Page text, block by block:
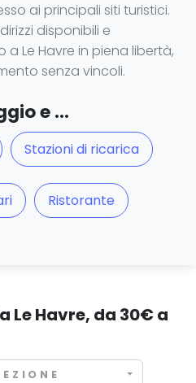
ai principali siti turistici.
disponibili e
Le Havre in piena libertà,
senza vincoli.
e ...
Stazioni di ricarica
Ristorante
Le Havre, da 30€ a